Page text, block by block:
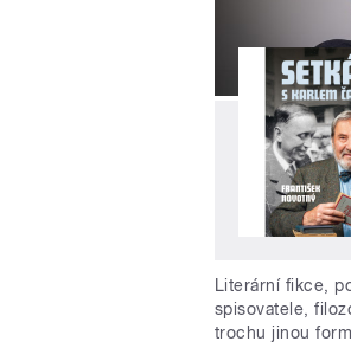
Literární fikce,
spisovatele,
trochu jinou